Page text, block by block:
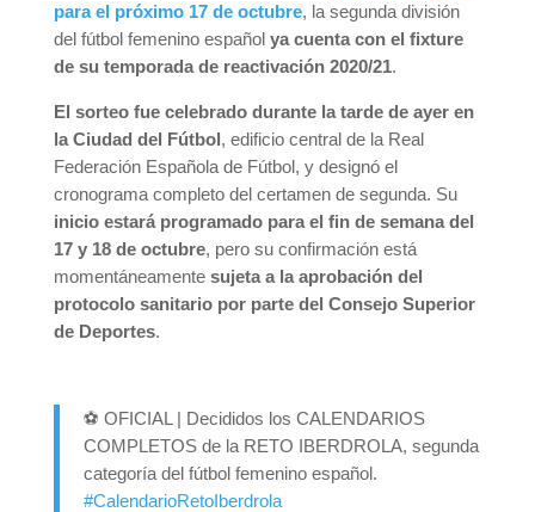
para el próximo 17 de octubre, la segunda división
del fútbol femenino españolya cuenta con el fixture
de su temporada de reactivación 2020/21.
El sorteo fue celebrado durante la tarde de ayer en
la Ciudad del Fútbol, edificio central de la Real
Federación Española de Fútbol, y designó el
cronograma completo del certamen de segunda. Su
inicio estará programado para el fin de semana del
17 y 18 de octubre, pero su confirmación está
momentáneamentesujeta a la aprobación del
protocolo sanitario por parte del Consejo Superior
de Deportes.
⚽️ OFICIAL | Decididos los CALENDARIOS
COMPLETOS de la RETO IBERDROLA, segunda
categoría del fútbol femenino español.
#CalendarioRetoIberdrola